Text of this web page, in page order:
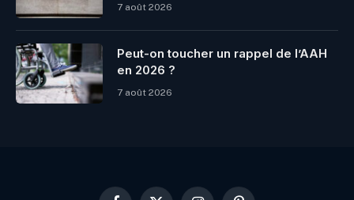
7 août 2026
Peut-on toucher un rappel de l’AAH
en 2026 ?
7 août 2026